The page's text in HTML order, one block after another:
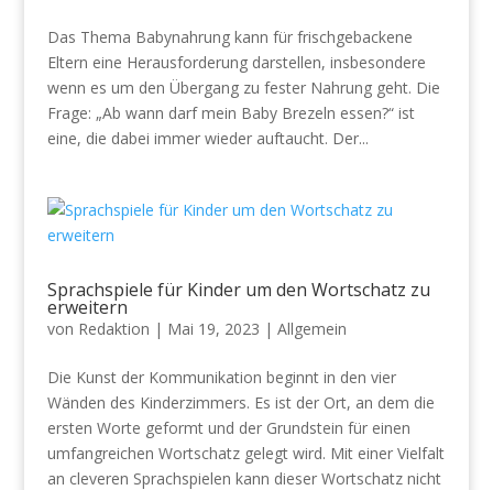
Das Thema Babynahrung kann für frischgebackene
Eltern eine Herausforderung darstellen, insbesondere
wenn es um den Übergang zu fester Nahrung geht. Die
Frage: „Ab wann darf mein Baby Brezeln essen?“ ist
eine, die dabei immer wieder auftaucht. Der...
Sprachspiele für Kinder um den Wortschatz zu
erweitern
von Redaktion | Mai 19, 2023 | Allgemein
Die Kunst der Kommunikation beginnt in den vier
Wänden des Kinderzimmers. Es ist der Ort, an dem die
ersten Worte geformt und der Grundstein für einen
umfangreichen Wortschatz gelegt wird. Mit einer Vielfalt
an cleveren Sprachspielen kann dieser Wortschatz nicht